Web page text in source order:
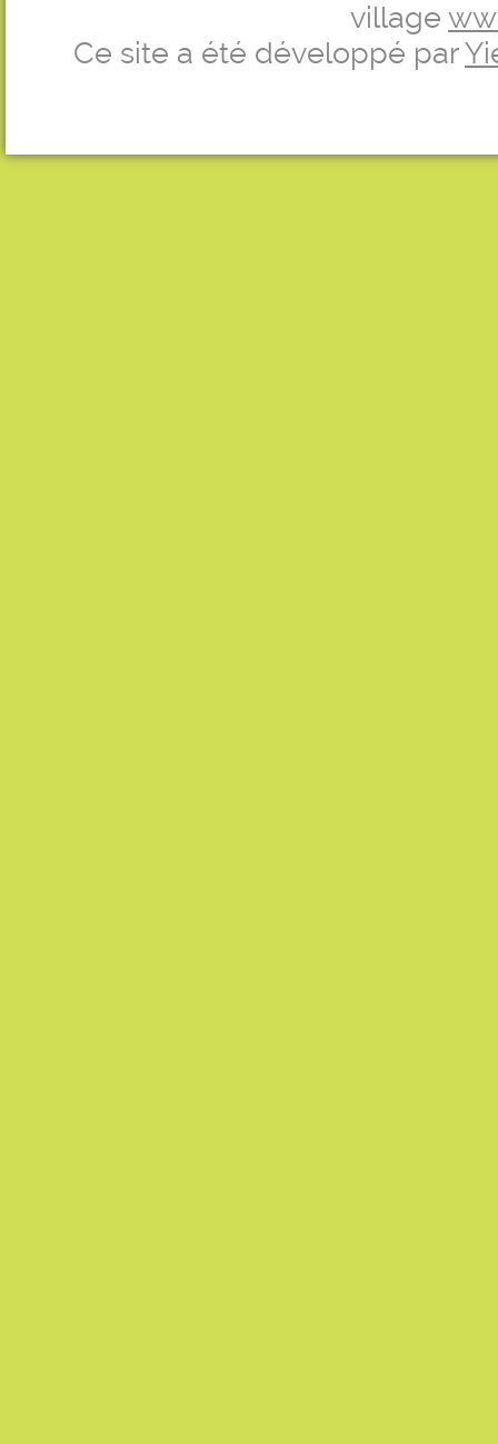
village
Ce site a été développé par